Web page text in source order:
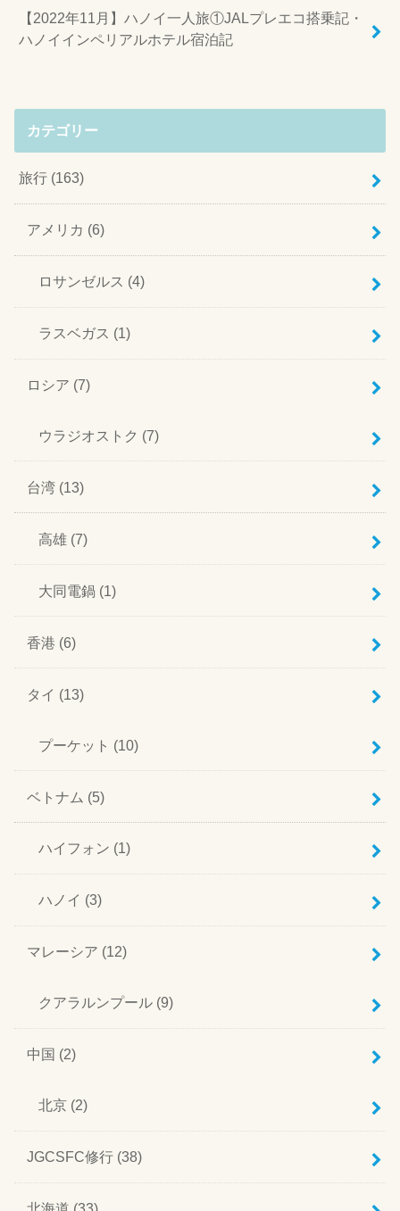
【2022年11月】ハノイ一人旅①JALプレエコ搭乗記・
ハノイインペリアルホテル宿泊記
カテゴリー
旅行 (163)
アメリカ (6)
ロサンゼルス (4)
ラスベガス (1)
ロシア (7)
ウラジオストク (7)
台湾 (13)
高雄 (7)
大同電鍋 (1)
香港 (6)
タイ (13)
プーケット (10)
ベトナム (5)
ハイフォン (1)
ハノイ (3)
マレーシア (12)
クアラルンプール (9)
中国 (2)
北京 (2)
JGCSFC修行 (38)